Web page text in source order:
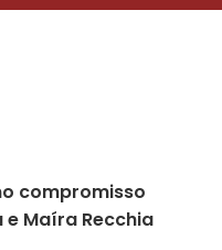
compromisso
e Maíra Recchia